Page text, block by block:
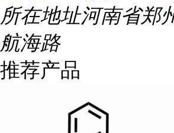
所在地址河南省郑
航海路
推荐产品